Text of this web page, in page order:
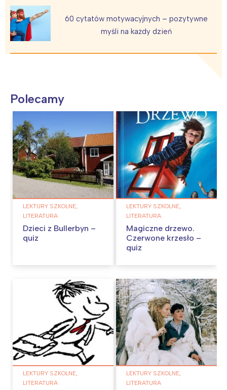
60 cytatów motywacyjnych – pozytywne
myśli na każdy dzień
Polecamy
LEKTURY SZKOLNE,
LITERATURA
Dzieci z Bullerbyn –
quiz
LEKTURY SZKOLNE,
LITERATURA
Magiczne drzewo.
Czerwone krzesło –
quiz
LEKTURY SZKOLNE,
LITERATURA
LEKTURY SZKOLNE,
LITERATURA